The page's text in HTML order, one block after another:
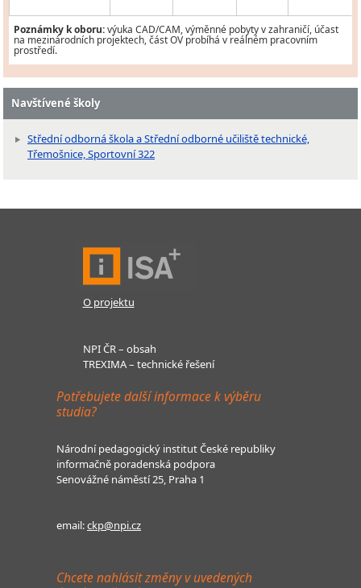
Poznámky k oboru:výuka CAD/CAM, výměnné pobyty v zahraničí, účast
na mezinárodních projektech, část OV probíhá v reálném pracovním
prostředí.
Navštívené školy
Střední odborná škola a Střední odborné učiliště technické,
Třemošnice, Sportovní 322
O projektu
NPI ČR – obsah
TREXIMA – technické řešení
Potřebujete další informace k výběru
studia?
Národní pedagogický institut České republiky
informačně poradenská podpora
Senovážné náměstí 25, Praha 1
email:ckp@npi.cz
Chcete nahlásit změny v uvedených